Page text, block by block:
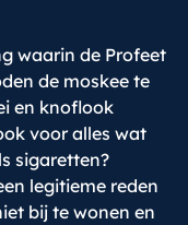
waarin de Profeet
de moskee te
en knoflook
voor alles wat
sigaretten?
legitieme reden
bij te wonen en